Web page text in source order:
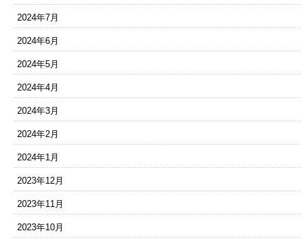
2024年7月
2024年6月
2024年5月
2024年4月
2024年3月
2024年2月
2024年1月
2023年12月
2023年11月
2023年10月